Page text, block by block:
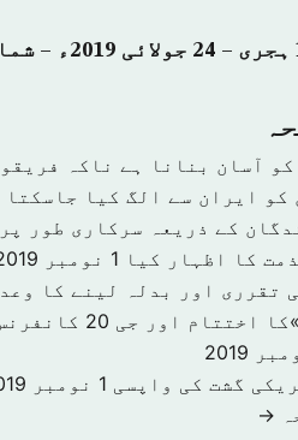
آسان بنانا ہے ناکہ
کو ایران سے الگ کیا جاسکتا
کے ذریعہ سرکاری طور
کا اظہار کیا 1 نومبر 2019
تقرری اور بدلہ لینے کا وعدہ
«سرمایہ
گشت کی واپسی 1 نومبر 2019
→